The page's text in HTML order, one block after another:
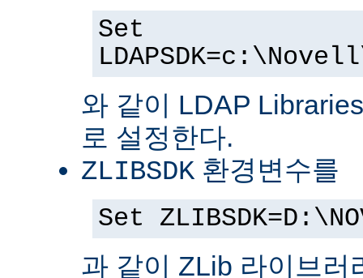
Set
와 같이 LDAP
로 설정한다.
ZLIBSDK 환경변수를
Set
과 같이 ZLib 라이브러